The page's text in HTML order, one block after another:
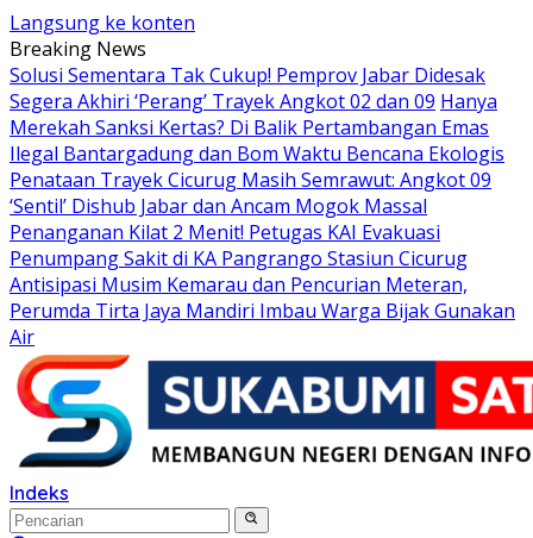
Langsung ke konten
Breaking News
Solusi Sementara Tak Cukup! Pemprov Jabar Didesak
Segera Akhiri ‘Perang’ Trayek Angkot 02 dan 09 Hanya
Merekah Sanksi Kertas? Di Balik Pertambangan Emas
Ilegal Bantargadung dan Bom Waktu Bencana Ekologis
Penataan Trayek Cicurug Masih Semrawut: Angkot 09
‘Sentil’ Dishub Jabar dan Ancam Mogok Massal
Penanganan Kilat 2 Menit! Petugas KAI Evakuasi
Penumpang Sakit di KA Pangrango Stasiun Cicurug
Antisipasi Musim Kemarau dan Pencurian Meteran,
Perumda Tirta Jaya Mandiri Imbau Warga Bijak Gunakan
Air
Indeks